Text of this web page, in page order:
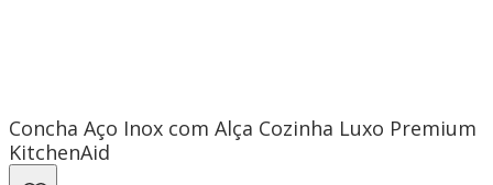
Concha Aço Inox com Alça Cozinha Luxo Premium
KitchenAid